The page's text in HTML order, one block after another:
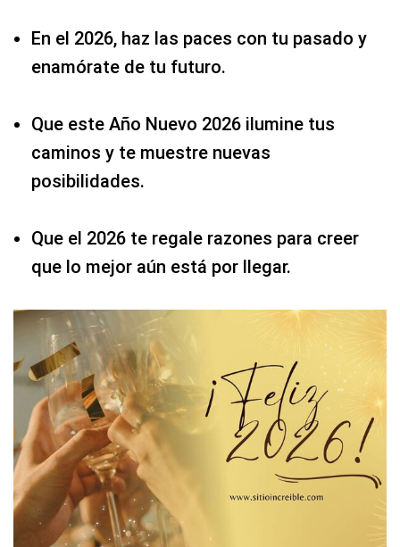
En el 2026, haz las paces con tu pasado y
enamórate de tu futuro.
Que este Año Nuevo 2026 ilumine tus
caminos y te muestre nuevas
posibilidades.
Que el 2026 te regale razones para creer
que lo mejor aún está por llegar.